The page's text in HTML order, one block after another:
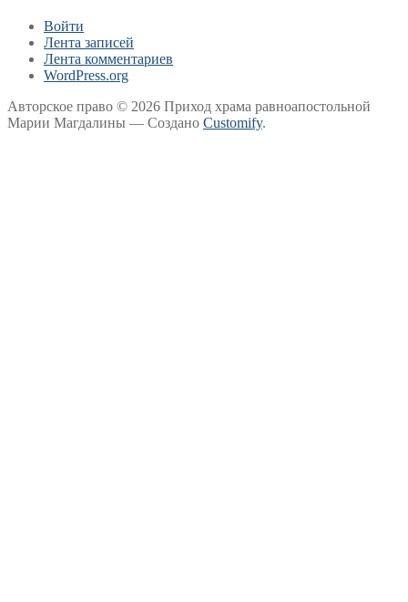
Войти
Лента записей
Лента комментариев
WordPress.org
Авторское право © 2026 Приход храма равноапостольной
Марии Магдалины — Создано Customify.